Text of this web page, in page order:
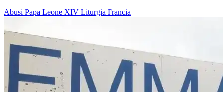
Abusi Papa Leone XIV Liturgia Francia